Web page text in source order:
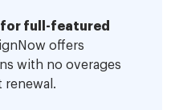
for full-featured
offers
with no overages
renewal.